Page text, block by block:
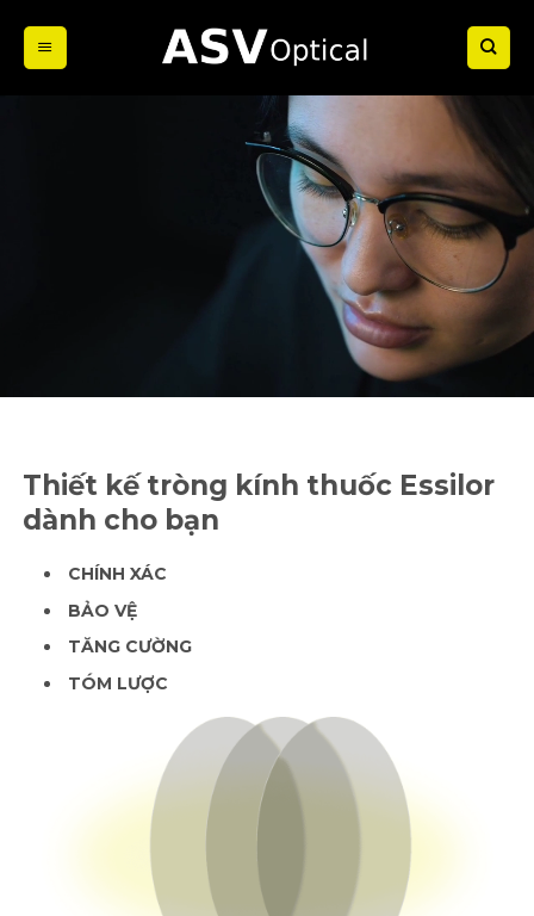
qua
GIẢI PHÁP TRÒNG KÍNH
GIẢI PHÁP TRÒNG KÍNH
Thiết kế tròng kính thuốc Essilor
dành cho bạn
CHÍNH XÁC
BẢO VỆ
TĂNG CƯỜNG
TÓM LƯỢC